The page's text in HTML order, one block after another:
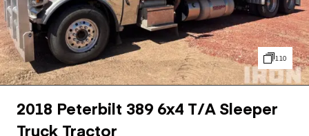
110
2018 Peterbilt 389 6x4 T/A Sleeper
Truck Tractor